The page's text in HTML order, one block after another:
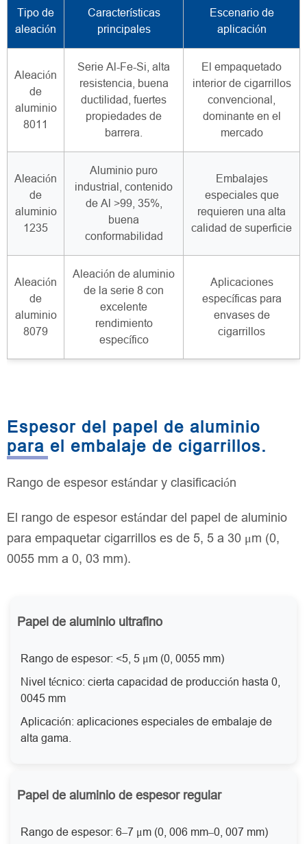
Tipo de
aleación
Características
principales
Escenario de
aplicación
Aleación
de
aluminio
8011
Serie Al-Fe-Si, alta
resistencia, buena
ductilidad, fuertes
propiedades de
barrera.
El empaquetado
interior de cigarrillos
convencional,
dominante en el
mercado
Aleación
de
aluminio
1235
Aluminio puro
industrial, contenido
de Al >99, 35%,
buena
conformabilidad
Embalajes
especiales que
requieren una alta
calidad de superficie
Aleación
de
aluminio
8079
Aleación de aluminio
de la serie 8 con
excelente
rendimiento
específico
Aplicaciones
específicas para
envases de
cigarrillos
Espesor del papel de aluminio
para el embalaje de cigarrillos.
Rango de espesor estándar y clasificación
El rango de espesor estándar del papel de aluminio
para empaquetar cigarrillos es de 5, 5 a 30 μm (0,
0055 mm a 0, 03 mm).
Papel de aluminio ultrafino
Rango de espesor: <5, 5 μm (0, 0055 mm)
Nivel técnico: cierta capacidad de producción hasta 0,
0045 mm
Aplicación: aplicaciones especiales de embalaje de
alta gama.
Papel de aluminio de espesor regular
Rango de espesor: 6–7 μm (0, 006 mm–0, 007 mm)